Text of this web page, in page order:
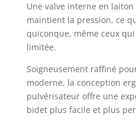
Une valve interne en
maintient la pression, ce
quiconque, même ceux
limitée.
Soigneusement raffiné
moderne, la conception
pulvérisateur offre une
bidet plus facile et plus